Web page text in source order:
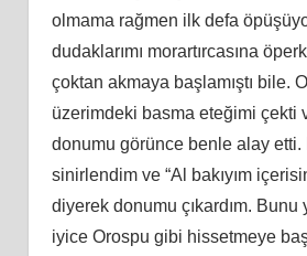
olmama rağmen ilk defa
dudaklarımı morartırcasına
çoktan akmaya başlamıştı bile.
üzerimdeki basma eteğimi çekti
donumu görünce benle alay etti.
sinirlendim ve “Al bakıyım
diyerek donumu çıkardım. Bunu
iyice Orospu gibi hissetmeye